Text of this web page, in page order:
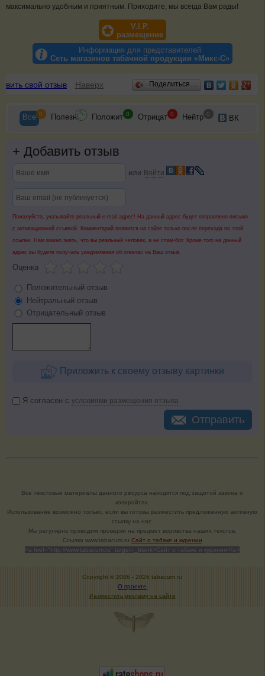
максимально удобным и приятным. Приходите, мы всегда Вам рады!
V.I.P.
размещение
Информация для представителей
Сеть магазинов табачной продукции «Микс-С»
Отзывы
свой отзыв Наверх Поделиться…
Все 0 Полезн Положит 0 Отрицат 0 Нейтр 0 ВК
+ Добавить отзыв
или Войти
Пожалуйста, указывайте реальный e-mail адрес! На данный адрес будет отправлено письмо
с активационной ссылкой. Комментарий появится на сайте только после перехода по этой
ссылке. Нам важно знать, что вы реальный человек, а не спам-бот. Кроме того на данный
адрес вы будете получать уведомления об ответах на Ваш отзыв.
Оценка
Положительный отзыв
Нейтральный отзыв
Отрицательный отзыв
Приложить к своему отзыву картинки
Я согласен с условиями размещения отзыва
Отправить
Все текстовые материалы данного ресурса находятся под защитой закона о
копирайтах.
Использование возможно только, если вы готовы разместить предложенную активную
ссылку на нас.
Мы регулярно проводим проверки на предмет воровства наших текстов.
Cсылка www.tabacum.ru Сайт о табаке и курении
<a href="http://www.tabacum.ru" target=_blank>Сайт о табаке и курении</a>
Copyright © 2006 - 2026 tabacum.ru
О проекте
Разместить рекламу на сайте